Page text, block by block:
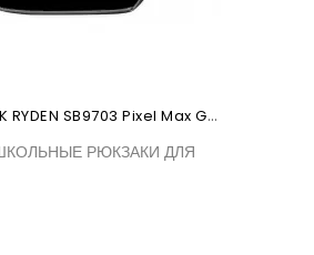
Рюкзак MARK RYDEN SB9703 Pixel Max Gray
ШКОЛЬНЫЕ РЮКЗАКИ ДЛЯ